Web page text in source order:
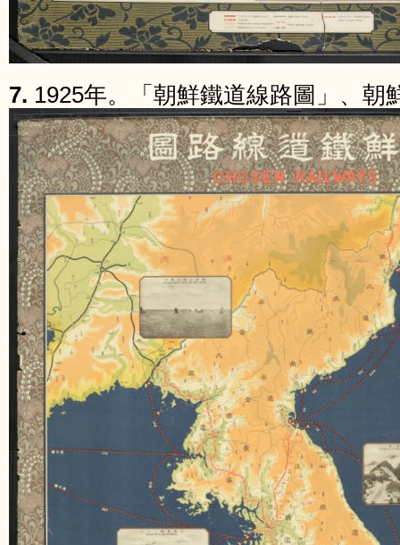
7. 1925年。「朝鮮鐵道線路圖」、朝